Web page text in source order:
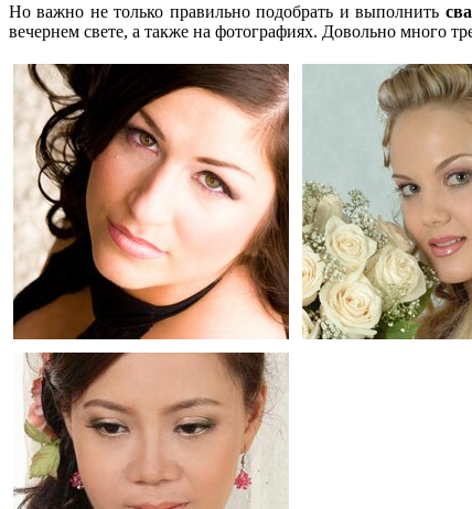
Но важно не только правильно подобрать и выполнить
вечернем свете, а также на фотографиях. Довольно много